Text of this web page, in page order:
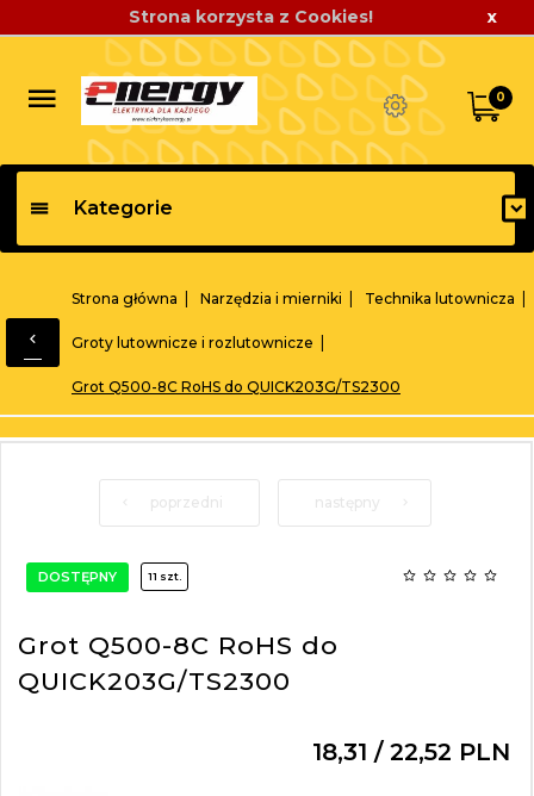
Strona korzysta z Cookies! x
0
Kategorie
Strona główna Narzędzia i mierniki Technika lutownicza
Groty lutownicze i rozlutownicze
Grot Q500-8C RoHS do QUICK203G/TS2300
poprzedni następny
DOSTĘPNY 11 szt.
Grot Q500-8C RoHS do
QUICK203G/TS2300
18,31 / 22,52 PLN